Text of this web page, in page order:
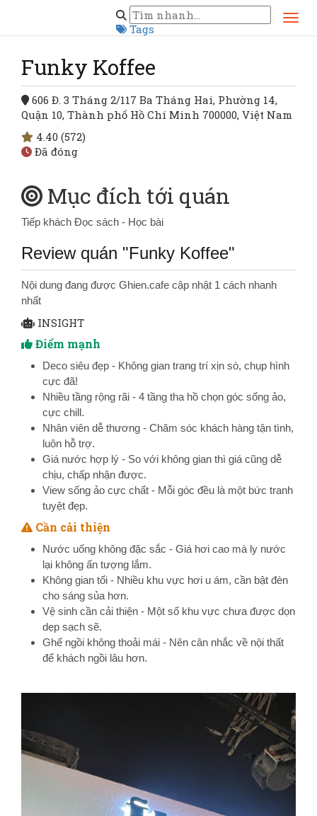
Tags
Hồ Chí Minh
Funky Koffee
Funky Koffee
606 Đ. 3 Tháng 2/117 Ba Tháng Hai, Phường 14,
Quận 10, Thành phố Hồ Chí Minh 700000, Việt Nam
4.40 (572)
Đã đóng
Mục đích tới quán
Tiếp khách Đọc sách - Học bài
Review quán "Funky Koffee"
Nội dung đang được Ghien.cafe cập nhật 1 cách nhanh
nhất
INSIGHT
Điểm mạnh
Deco siêu đẹp - Không gian trang trí xịn sò, chụp hình
cực đã!
Nhiều tầng rộng rãi - 4 tầng tha hồ chọn góc sống ảo,
cực chill.
Nhân viên dễ thương - Chăm sóc khách hàng tận tình,
luôn hỗ trợ.
Giá nước hợp lý - So với không gian thì giá cũng dễ
chịu, chấp nhận được.
View sống ảo cực chất - Mỗi góc đều là một bức tranh
tuyệt đẹp.
Cần cải thiện
Nước uống không đặc sắc - Giá hơi cao mà ly nước
lại không ấn tượng lắm.
Không gian tối - Nhiều khu vực hơi u ám, cần bật đèn
cho sáng sủa hơn.
Vệ sinh cần cải thiện - Một số khu vực chưa được dọn
dẹp sạch sẽ.
Ghế ngồi không thoải mái - Nên cân nhắc về nội thất
để khách ngồi lâu hơn.